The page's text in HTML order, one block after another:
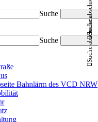
Suche
Suche abschicken
Suche
Suche abschicken
Bahnlärm des VCD NRW